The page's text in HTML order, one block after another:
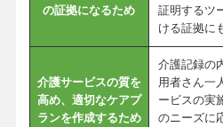
の証拠になるため
証明するツ
ける証拠に
介護サービスの質を
高め、適切なケアプ
ランを作成するため
介護記録の
用者さん一
ービスの実
のニーズに